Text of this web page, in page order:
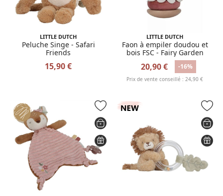
LITTLE DUTCH
Peluche Singe - Safari
Friends
15,90 €
LITTLE DUTCH
Faon à empiler doudou et
bois FSC - Fairy Garden
20,90 € -16%
Prix de vente conseillé : 24,90 €